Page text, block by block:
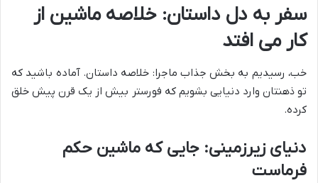
سفر به دل داستان: خلاصه ماشین از
کار می افتد
خب، رسیدیم به بخش جذاب ماجرا: خلاصه داستان. آماده باشید که
تو ذهنتان وارد دنیایی بشویم که فورستر بیش از یک قرن پیش خلق
کرده.
دنیای زیرزمینی: جایی که ماشین حکم
فرماست